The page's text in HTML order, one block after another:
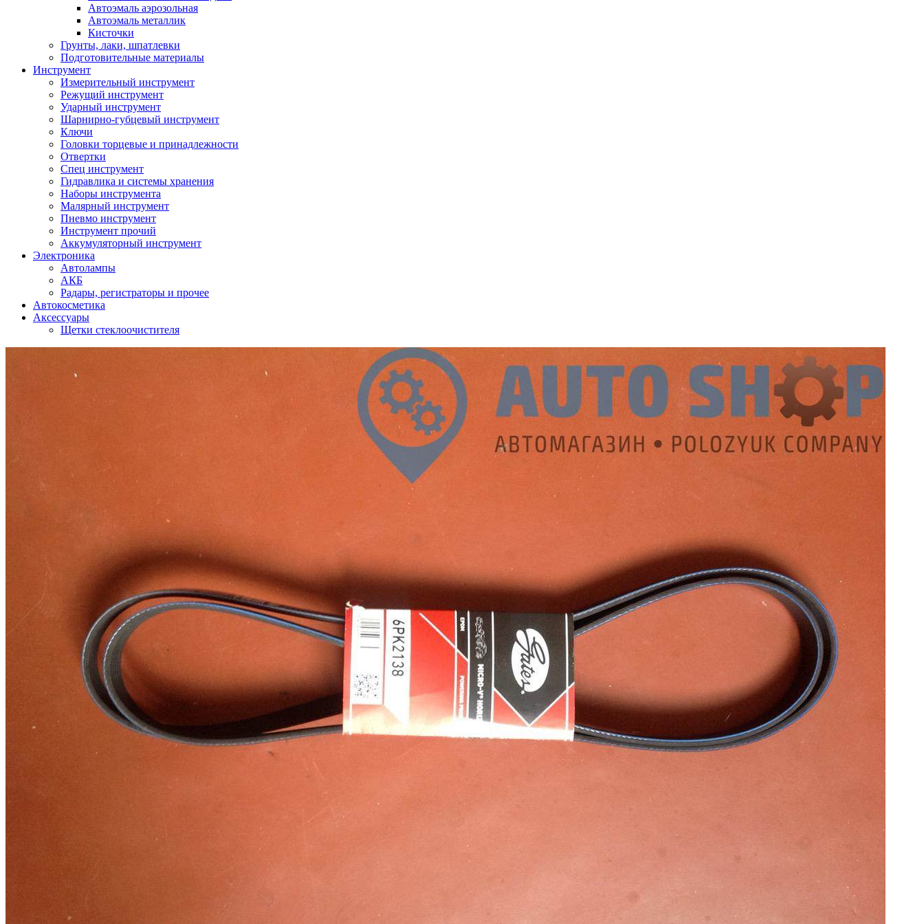
Автоэмаль аэрозольная
Автоэмаль металлик
Кисточки
Грунты, лаки, шпатлевки
Подготовительные материалы
Инструмент
Измерительный инструмент
Режущий инструмент
Ударный инструмент
Шарнирно-губцевый инструмент
Ключи
Головки торцевые и принадлежности
Отвертки
Спец инструмент
Гидравлика и системы хранения
Наборы инструмента
Малярный инструмент
Пневмо инструмент
Инструмент прочий
Аккумуляторный инструмент
Электроника
Автолампы
АКБ
Радары, регистраторы и прочее
Автокосметика
Аксессуары
Щетки стеклоочистителя